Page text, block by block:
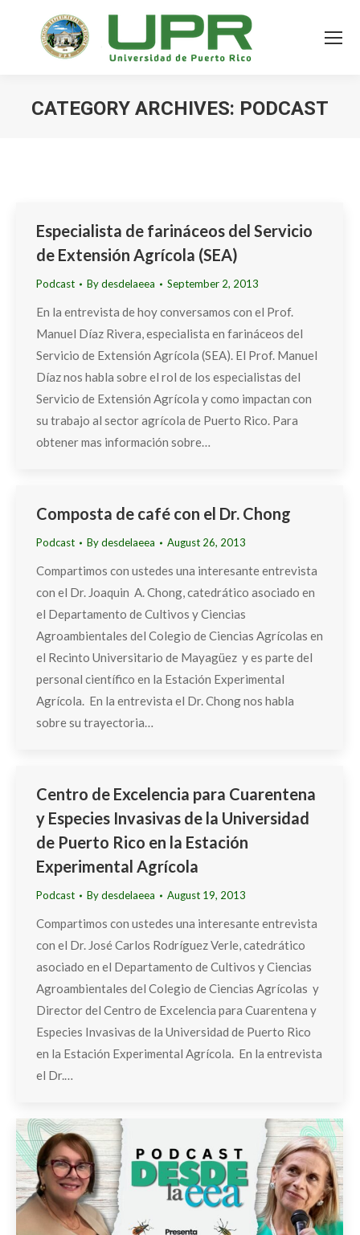
CATEGORY ARCHIVES: PODCAST
Especialista de farináceos del Servicio
de Extensión Agrícola (SEA)
Podcast Bydesdelaeea September 2, 2013
En la entrevista de hoy conversamos con el Prof.
Manuel Díaz Rivera, especialista en farináceos del
Servicio de Extensión Agrícola (SEA). El Prof. Manuel
Díaz nos habla sobre el rol de los especialistas del
Servicio de Extensión Agrícola y como impactan con
su trabajo al sector agrícola de Puerto Rico. Para
obtener mas información sobre…
Composta de café con el Dr. Chong
Podcast Bydesdelaeea August 26, 2013
Compartimos con ustedes una interesante entrevista
con el Dr. Joaquin A. Chong, catedrático asociado en
el Departamento de Cultivos y Ciencias
Agroambientales del Colegio de Ciencias Agrícolas en
el Recinto Universitario de Mayagüez y es parte del
personal científico en la Estación Experimental
Agrícola. En la entrevista el Dr. Chong nos habla
sobre su trayectoria…
Centro de Excelencia para Cuarentena
y Especies Invasivas de la Universidad
de Puerto Rico en la Estación
Experimental Agrícola
Podcast Bydesdelaeea August 19, 2013
Compartimos con ustedes una interesante entrevista
con el Dr. José Carlos Rodríguez Verle, catedrático
asociado en el Departamento de Cultivos y Ciencias
Agroambientales del Colegio de Ciencias Agrícolas y
Director del Centro de Excelencia para Cuarentena y
Especies Invasivas de la Universidad de Puerto Rico
en la Estación Experimental Agrícola. En la entrevista
el Dr.…